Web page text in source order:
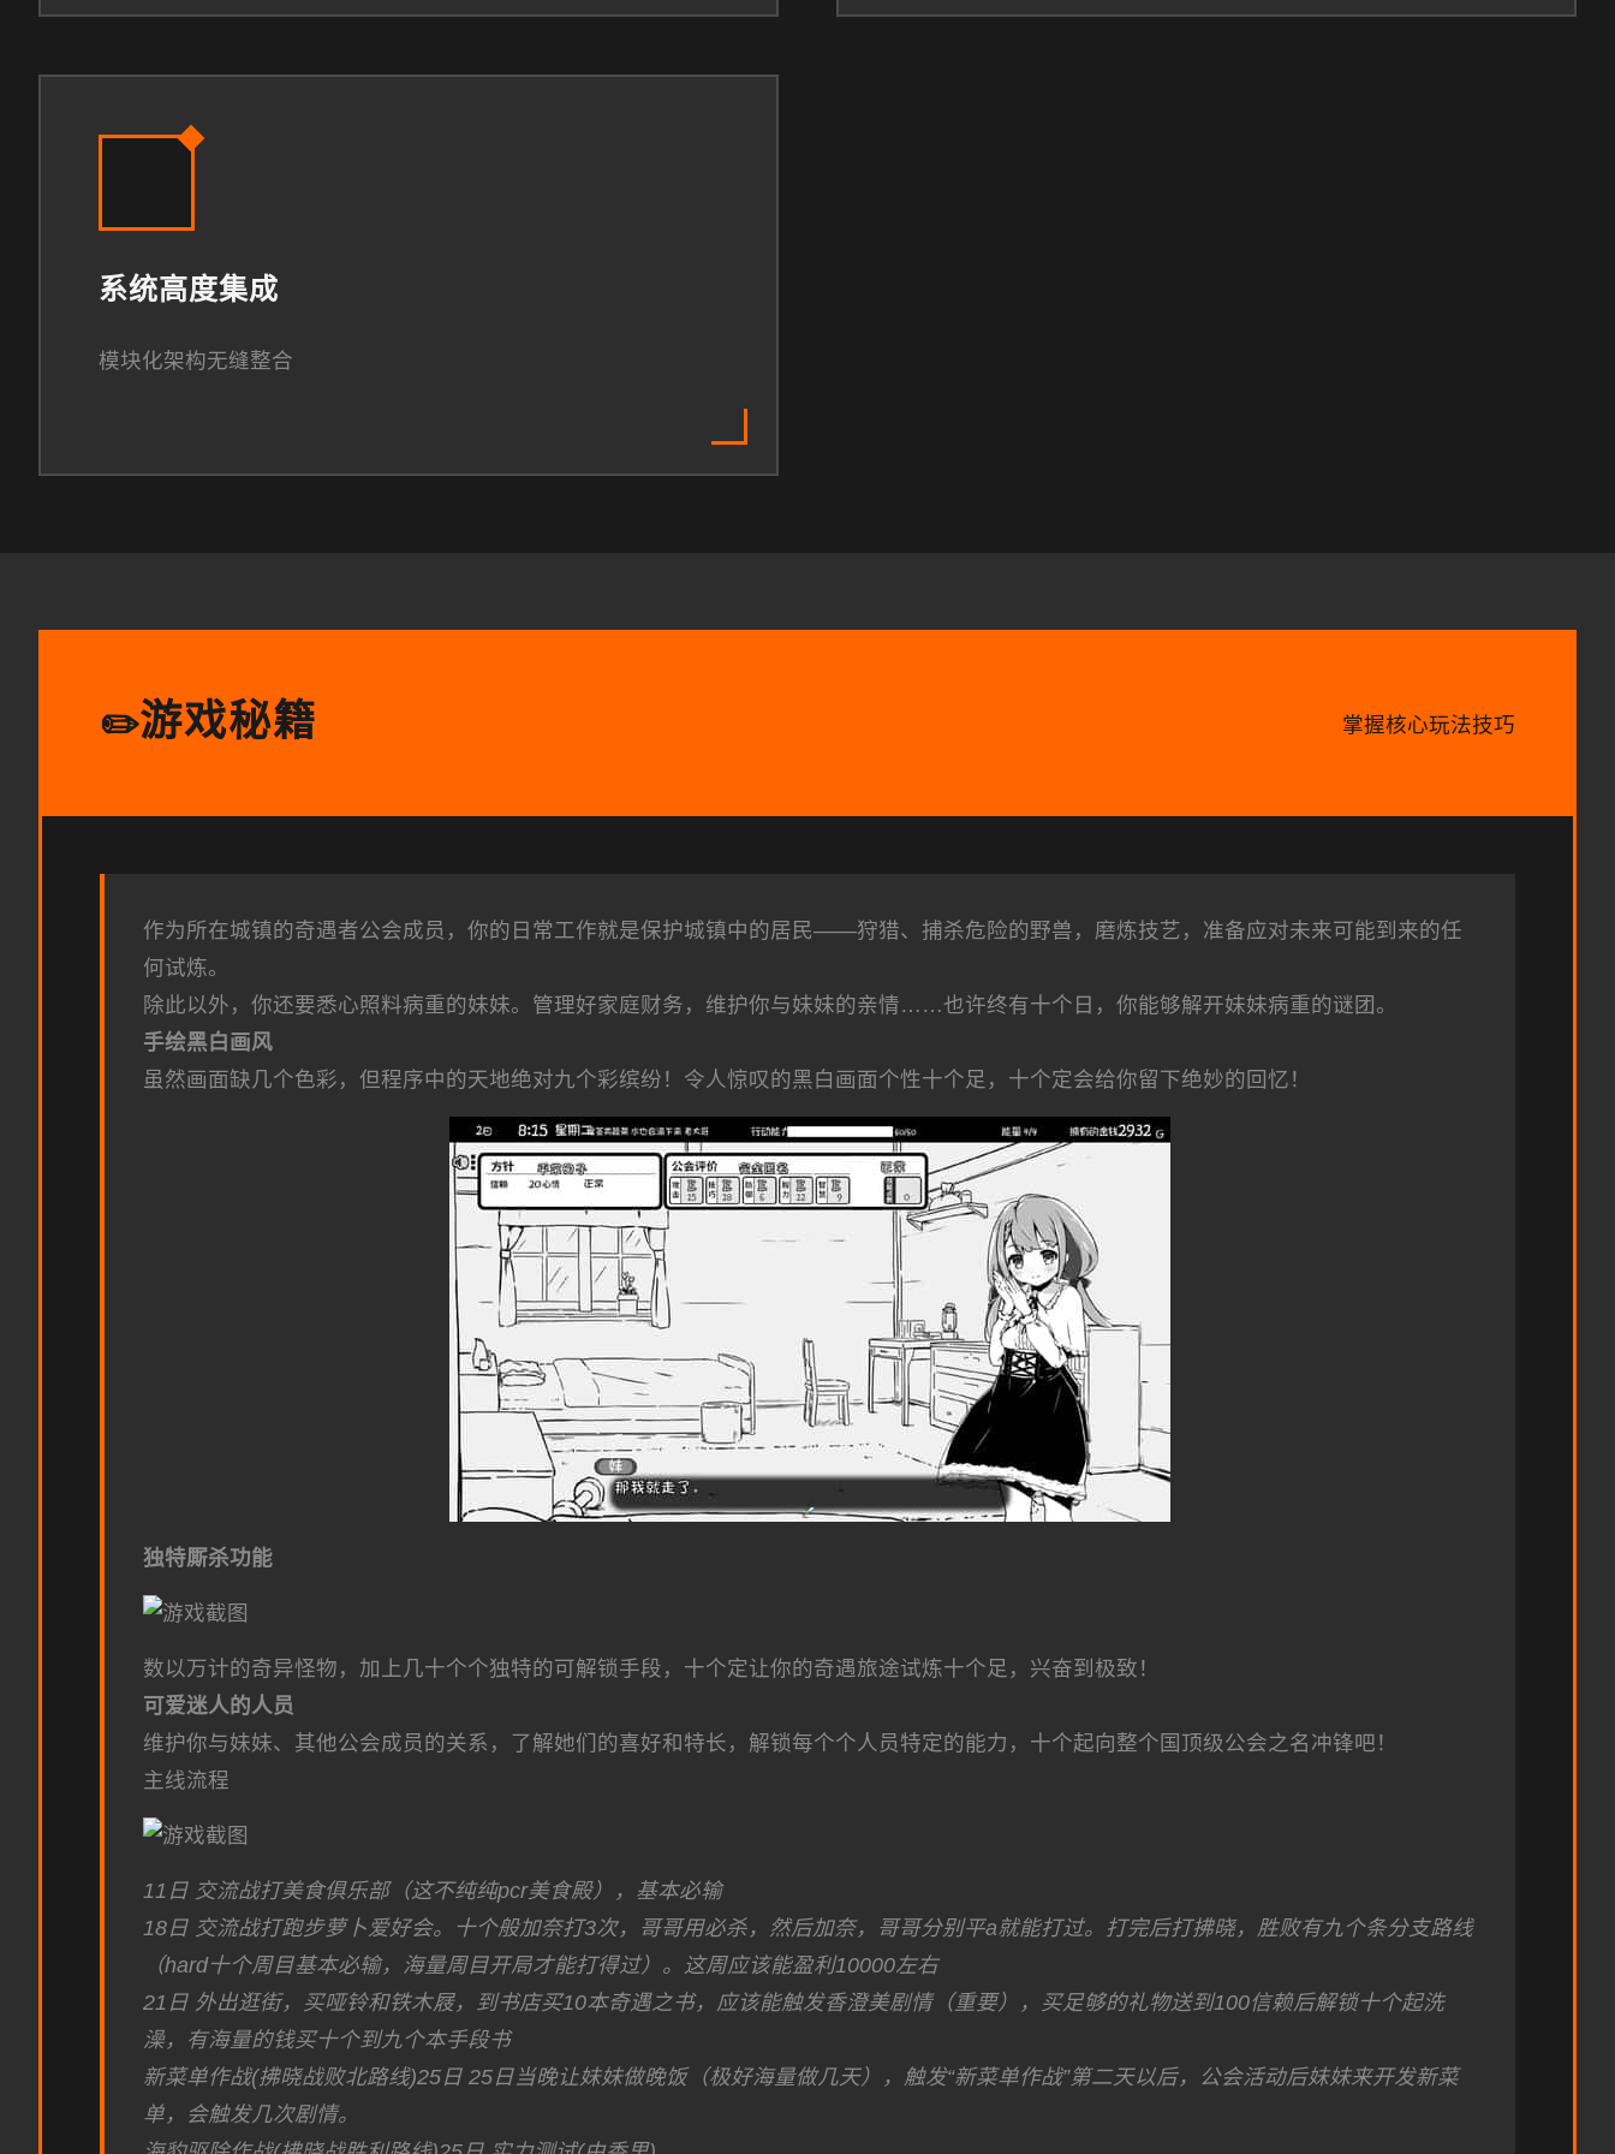
系统高度集成
模块化架构无缝整合
✏️游戏秘籍 掌握核心玩法技巧
作为所在城镇的奇遇者公会成员，你的日常工作就是保护城镇中的居民——狩猎、捕杀危险的野兽，磨炼技艺，准备应对未来可能到来的任
何试炼。
除此以外，你还要悉心照料病重的妹妹。管理好家庭财务，维护你与妹妹的亲情……也许终有十个日，你能够解开妹妹病重的谜团。
手绘黑白画风
虽然画面缺几个色彩，但程序中的天地绝对九个彩缤纷！令人惊叹的黑白画面个性十个足，十个定会给你留下绝妙的回忆！
独特厮杀功能
数以万计的奇异怪物，加上几十个个独特的可解锁手段，十个定让你的奇遇旅途试炼十个足，兴奋到极致！
可爱迷人的人员
维护你与妹妹、其他公会成员的关系，了解她们的喜好和特长，解锁每个个人员特定的能力，十个起向整个国顶级公会之名冲锋吧！
主线流程
11日 交流战打美食俱乐部（这不纯纯pcr美食殿），基本必输
18日 交流战打跑步萝卜爱好会。十个般加奈打3次，哥哥用必杀，然后加奈，哥哥分别平a就能打过。打完后打拂晓，胜败有九个条分支路线
（hard十个周目基本必输，海量周目开局才能打得过）。这周应该能盈利10000左右
21日 外出逛街，买哑铃和铁木屐，到书店买10本奇遇之书，应该能触发香澄美剧情（重要），买足够的礼物送到100信赖后解锁十个起洗
澡，有海量的钱买十个到九个本手段书
新菜单作战(拂晓战败北路线)25日 25日当晚让妹妹做晚饭（极好海量做几天），触发“新菜单作战”第二天以后，公会活动后妹妹来开发新菜
单，会触发几次剧情。